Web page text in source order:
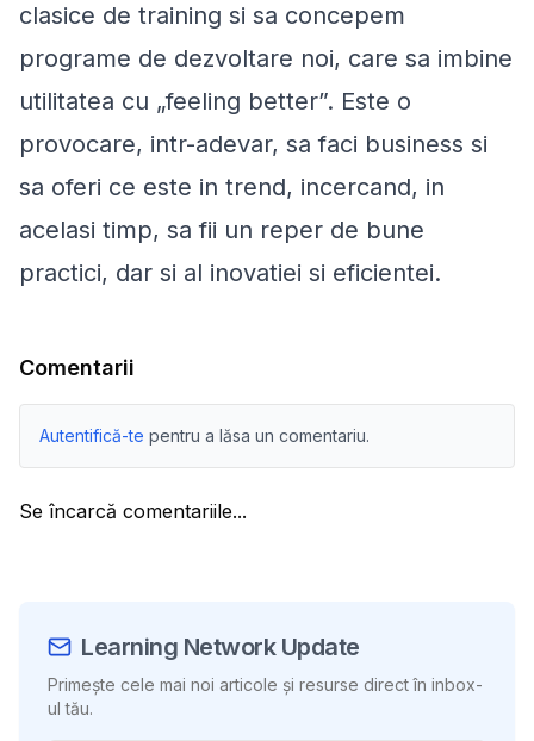
clasice de training si sa concepem
programe de dezvoltare noi, care sa imbine
utilitatea cu „feeling better”. Este o
provocare, intr-adevar, sa faci business si
sa oferi ce este in trend, incercand, in
acelasi timp, sa fii un reper de bune
practici, dar si al inovatiei si eficientei.
Comentarii
Autentifică-te pentru a lăsa un comentariu.
Se încarcă comentariile...
Learning Network Update
Primește cele mai noi articole și resurse direct în inbox-
ul tău.